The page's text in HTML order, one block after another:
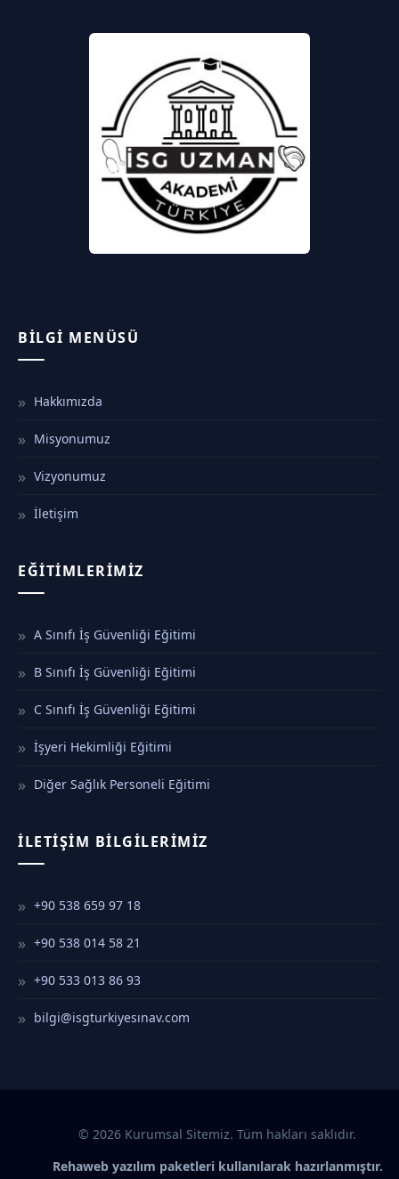
BILGI MENÜSÜ
Hakkımızda
Misyonumuz
Vizyonumuz
İletişim
EĞITIMLERIMIZ
A Sınıfı İş Güvenliği Eğitimi
B Sınıfı İş Güvenliği Eğitimi
C Sınıfı İş Güvenliği Eğitimi
İşyeri Hekimliği Eğitimi
Diğer Sağlık Personeli Eğitimi
İLETIŞIM BILGILERIMIZ
+90 538 659 97 18
+90 538 014 58 21
+90 533 013 86 93
bilgi@isgturkiyesınav.com
© 2026 Kurumsal Sitemiz. Tüm hakları saklıdır.
Rehaweb yazılım paketleri kullanılarak hazırlanmıştır.